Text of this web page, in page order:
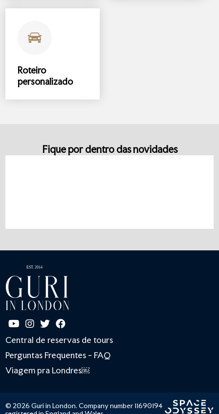
Roteiro
personalizado
Fique por dentro das novidades
Central de reservas de tours
Perguntas Frequentes - FAQ
Viagem pra Londres￼
© 2026 Guri in London. Company number 11690194